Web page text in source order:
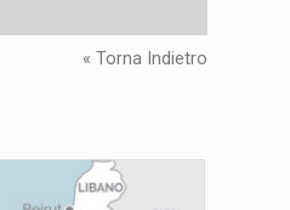
« Torna Indietro